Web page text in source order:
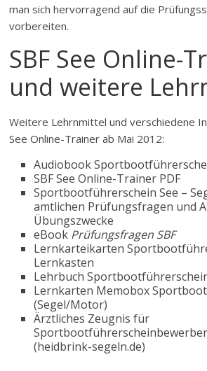
man sich hervorragend auf die
vorbereiten.
SBF See Online-
und weitere
Weitere Lehrnmittel und verschiedene
See Online-Trainer ab Mai 2012:
Audiobook
SBF See Online-Trainer PDF
Sportbootführerschein See –
amtlichen Prüfungsfragen und
Übungszwecke
eBook Prüfungsfragen SBF
Lernkarteikarten
Lernkasten
Lehrbuch
Lernkarten Memobox
(Segel/Motor)
Ärztliches Zeugnis für
(heidbrink-segeln.de)